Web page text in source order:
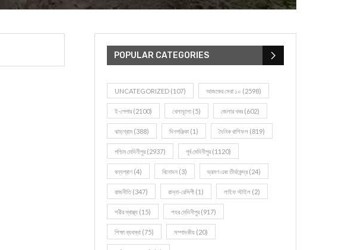
POPULAR CATEGORIES
UNCATEGORIZED (107) আজকের সেরা ১০ (2598)
ই-পেপার (2100) খেলাধূলো (5) জেলার খবর (602)
ঝাড়গ্রাম (388) দিনপঞ্জিকা (1) দৈনিক রাশিফল (819)
পশ্চিম মেদিনীপুর (2937) পূর্ব মেদিনীপুর (1120)
বন্যপ্রাণ (4) বিনোদন (3) ভ্রমণ এবং তীর্থকেন্দ্র (24)
রাজনীতি(347) রান্না-রেসিপী (1) লাইফ স্টাইল (2)
শরীর স্বাস্থ্য (15) শহর মেদিনীপুর (917)
শিক্ষা ব্যবস্থা (75) সম্পাদকীয় (20)